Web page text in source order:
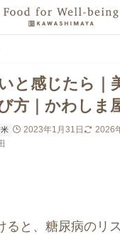
と感じたら｜
方｜かわしま
2023年1月31日
2026
ると、糖尿病のリ